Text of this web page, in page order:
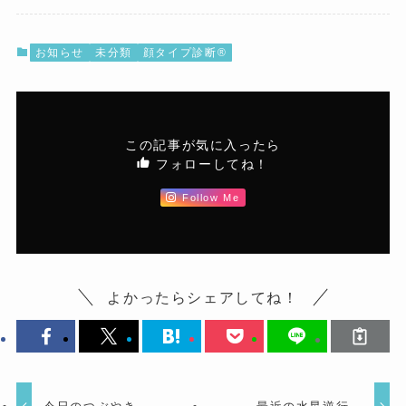
お知らせ 未分類 顔タイプ診断®︎
この記事が気に入ったら
フォローしてね！
Follow Me
よかったらシェアしてね！